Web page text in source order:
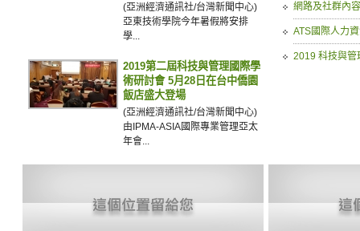
(亞洲經濟通訊社/台灣新聞中心)
亞東技術學院今年暑假將安排
學...
2019第二屆科技與管理國際學
術研討會 5月28日在台中僑園
飯店盛大登場
(亞洲經濟通訊社/台灣新聞中心)
由IPMA-ASIA國際專業管理亞太
年會...
網路及社群內
ATS國際人力
2019 科技與管